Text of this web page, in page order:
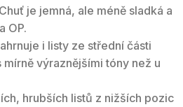
je jemná, ale méně sladká a
OP.
i listy ze střední části
výraznějšími tóny než u
hrubších listů z nižších pozic